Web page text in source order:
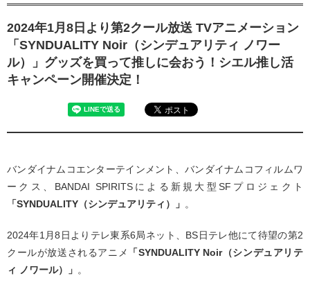
2024年1月8日より第2クール放送 TVアニメーション
「SYNDUALITY Noir（シンデュアリティ ノワー
ル）」グッズを買って推しに会おう！シエル推し活
キャンペーン開催決定！
バンダイナムコエンターテインメント、バンダイナムコフィルムワ
ークス、BANDAI SPIRITSによる新規大型SFプロジェクト
「SYNDUALITY（シンデュアリティ）」 。
2024年1月8日よりテレ東系6局ネット、BS日テレ他にて待望の第2
クールが放送されるアニメ
「SYNDUALITY Noir（シンデュアリテ
ィ ノワール）」 。